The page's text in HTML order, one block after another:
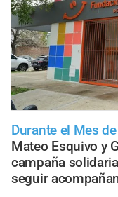
Durante el Mes
Mateo Esquivo y
campaña
seguir